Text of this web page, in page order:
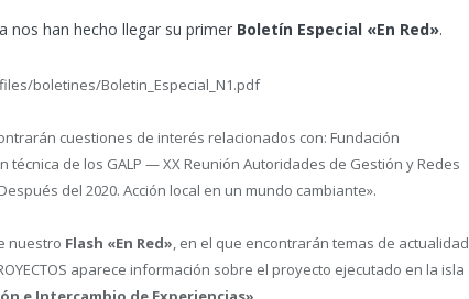
nos han hecho llegar su primer Boletín Especial «En Red».
boletines/Boletin_Especial_N1.pdf
cuestiones de interés relacionados con: Fundación
de los GALP — XX Reunión Autoridades de Gestión y Redes
del 2020. Acción local en un mundo cambiante».
nuestro Flash «En Red», en el que encontrarán temas de actualidad
aparece información sobre el proyecto ejecutado en la isla